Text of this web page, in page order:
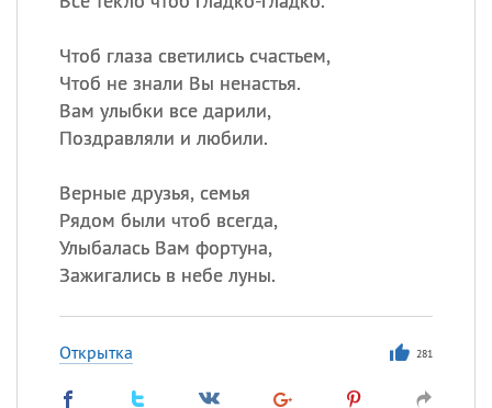
Чтоб глаза светились счастьем,
Чтоб не знали Вы ненастья.
Вам улыбки все дарили,
Поздравляли и любили.
Верные друзья, семья
Рядом были чтоб всегда,
Улыбалась Вам фортуна,
Зажигались в небе луны.
Открытка 281